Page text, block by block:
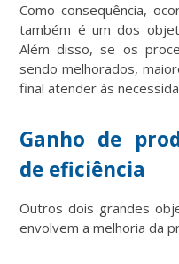
Como consequência,
também é um dos
Além disso, se os
sendo melhorados,
final atender às
Ganho de
de eficiência
Outros dois grandes
envolvem a melhoria da